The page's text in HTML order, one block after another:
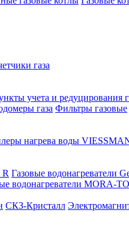
газа
учета и редуцирования
газа Фильтры газовые
нагрева воды
R Газовые водонагреватели
водонагреватели MORA-
СКЗ-Кристалл